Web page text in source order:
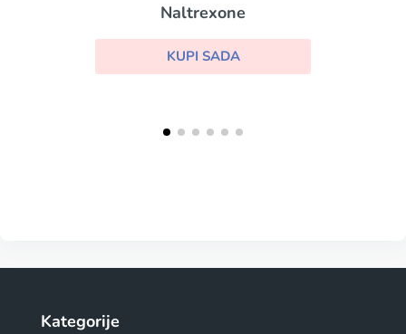
Naltrexone
KUPI SADA
Kategorije